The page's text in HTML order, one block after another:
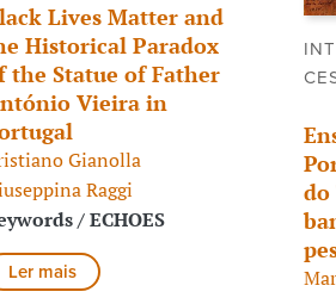
Lives Matter and
Historical Paradox
the Statue of Father
Vieira in
Gianolla
Raggi
/ ECHOES
Ler mais
do